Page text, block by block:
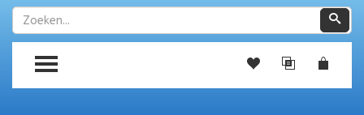
Zoeken
TOGGLE MENU